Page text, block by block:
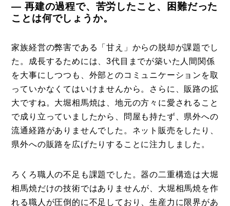
― 再建の過程で、苦労したこと、困難だった
ことは何でしょうか。
家族経営の弊害である「甘え」からの脱却が課題でし
た。成長するためには、3代目までが築いた人間関係
を大事にしつつも、外部とのコミュニケーションを取
っていかなくてはいけませんから。さらに、販路の拡
大ですね。大堀相馬焼は、地元の方々に愛されること
で成り立っていましたから、問屋も持たず、県外への
流通経路がありませんでした。ネット販売をしたり、
県外への販路を広げたりすることに注力しました。
ろくろ職人の不足も課題でした。器の二重構造は大堀
相馬焼だけの技術ではありませんが、大堀相馬焼を作
れる職人が圧倒的に不足しており、生産力に限界があ